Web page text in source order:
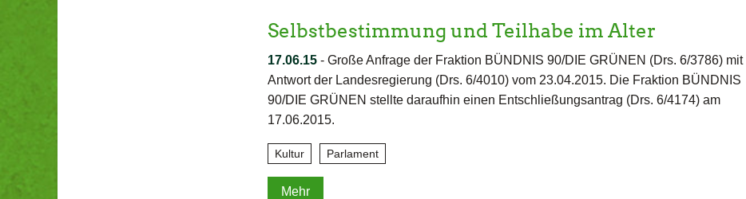
Selbstbestimmung und Teilhabe im Alter
17.06.15- Große Anfrage der Fraktion BÜNDNIS 90/DIE GRÜNEN (Drs. 6/3786) mit
Antwort der Landesregierung (Drs. 6/4010) vom 23.04.2015. Die Fraktion BÜNDNIS
90/DIE GRÜNEN stellte daraufhin einen Entschließungsantrag (Drs. 6/4174) am
17.06.2015.
Kultur Parlament
Mehr